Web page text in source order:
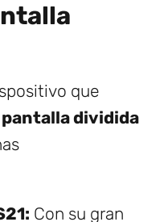
que
pantalla dividida
Con su gran